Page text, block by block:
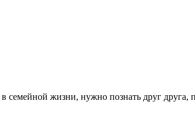
жизни, нужно познать друг друга,